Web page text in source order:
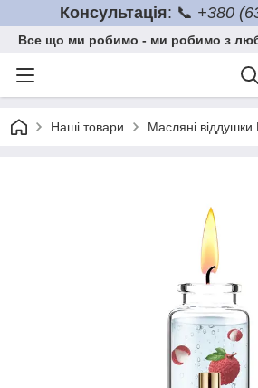
Консультація: 📞 +380
Все що ми робимо - ми робимо з
Наші товари Масляні віддушки